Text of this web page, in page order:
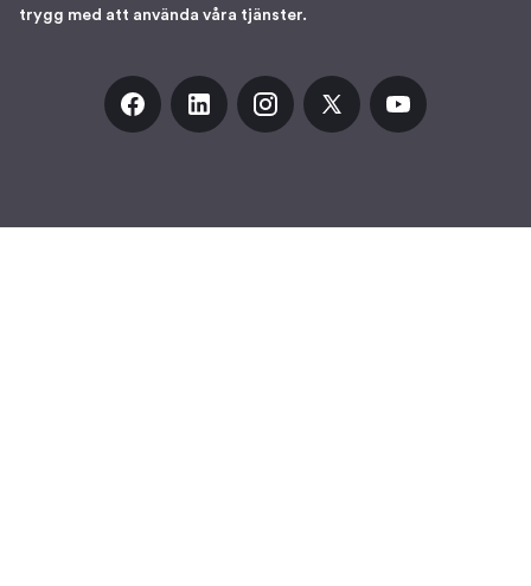
trygg med att använda våra tjänster.